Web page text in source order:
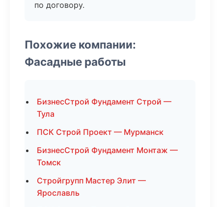
по договору.
Похожие компании:
Фасадные работы
БизнесСтрой Фундамент Строй —
Тула
ПСК Строй Проект — Мурманск
БизнесСтрой Фундамент Монтаж —
Томск
Стройгрупп Мастер Элит —
Ярославль